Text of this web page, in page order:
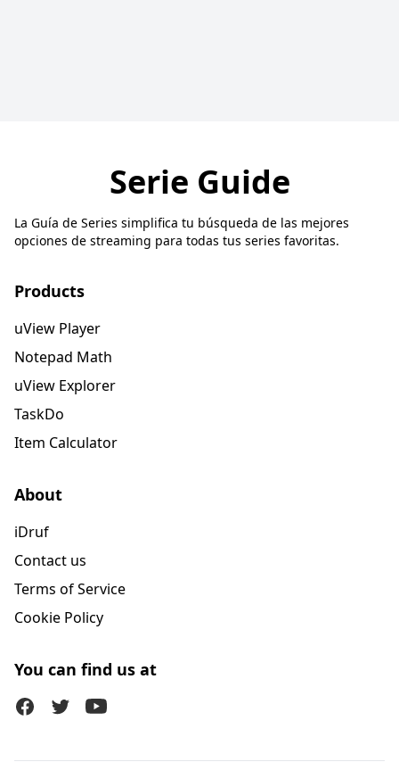
Serie Guide
La Guía de Series simplifica tu búsqueda de las mejores
opciones de streaming para todas tus series favoritas.
Products
uView Player
Notepad Math
uView Explorer
TaskDo
Item Calculator
About
iDruf
Contact us
Terms of Service
Cookie Policy
You can find us at
FacebookTwitter (X)Youtube